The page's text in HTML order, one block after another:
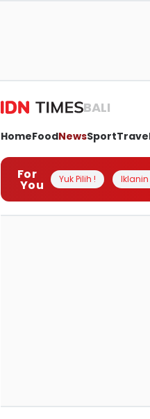
BALI
HomeFoodNewsSport
For
You Yuk Pilih ! Iklanin